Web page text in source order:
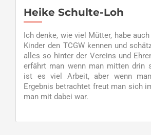
Heike Schulte-Loh
Ich denke, wie viel Mütter, habe
Kinder den TCGW kennen und
alles so hinter der Vereins und
erfährt man wenn man mitten drin
ist es viel Arbeit, aber wenn
Ergebnis betrachtet freut man sich
man mit dabei war.